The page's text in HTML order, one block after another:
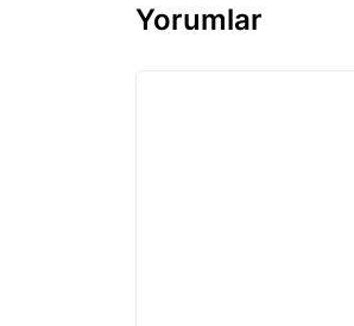
Yorumlar